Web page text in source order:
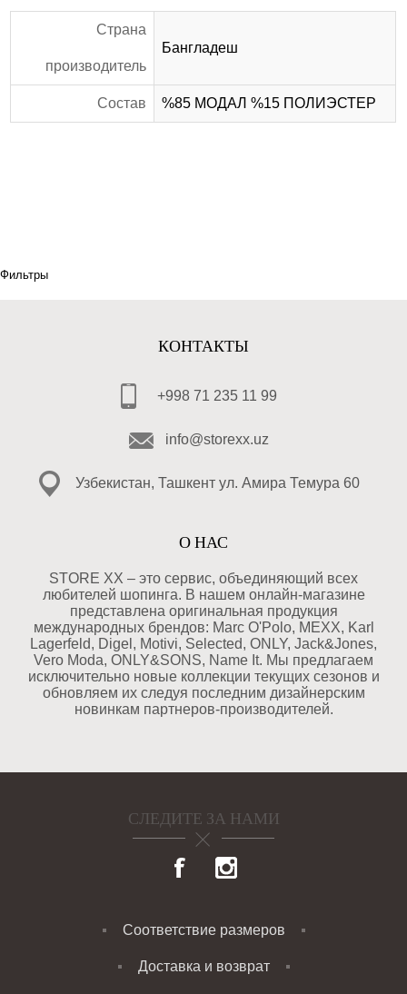
Страна
производитель
Бангладеш
Состав %85 МОДАЛ %15 ПОЛИЭСТЕР
Фильтры
КОНТАКТЫ
+998 71 235 11 99
info@storexx.uz
Узбекистан, Ташкент ул. Амира Темура 60
О НАС
STORE XX – это сервис, объединяющий всех
любителей шопинга. В нашем онлайн-магазине
представлена оригинальная продукция
международных брендов: Marc O'Polo, MEXX, Karl
Lagerfeld, Digel, Motivi, Selected, ONLY, Jack&Jones,
Vero Moda, ONLY&SONS, Name It. Мы предлагаем
исключительно новые коллекции текущих сезонов и
обновляем их следуя последним дизайнерским
новинкам партнеров-производителей.
СЛЕДИТЕ ЗА НАМИ
Соответствие размеров
Доставка и возврат